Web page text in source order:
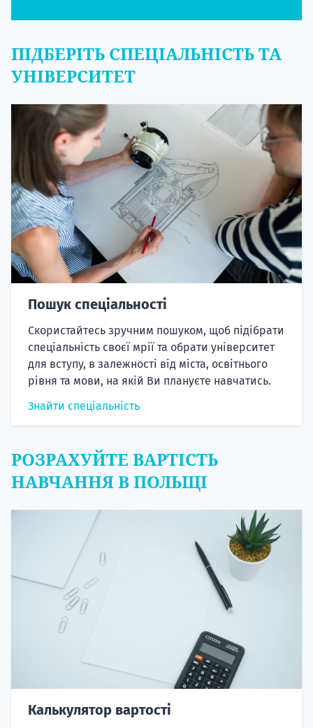
ПІДБЕРІТЬ СПЕЦІАЛЬНІСТЬ ТА
УНІВЕРСИТЕТ
Пошук спеціальності
Скористайтесь зручним пошуком, щоб підібрати
спеціальність своєї мрії та обрати університет
для вступу, в залежності від міста, освітнього
рівня та мови, на якій Ви плануєте навчатись.
Знайти спеціальність
РОЗРАХУЙТЕ ВАРТІСТЬ
НАВЧАННЯ В ПОЛЬЩІ
Калькулятор вартості